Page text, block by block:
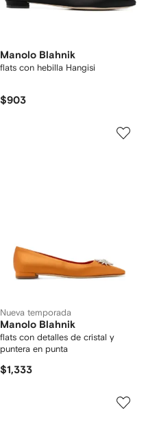
Manolo Blahnik
flats con hebilla Hangisi
$903
Nueva temporada
Manolo Blahnik
flats con detalles de cristal y
puntera en punta
$1,333